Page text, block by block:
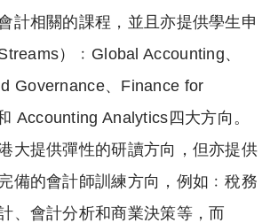
計相關的課程，並且亦提供學生申
）﹕Global Accounting、
Governance、Finance for
Accounting Analytics四大方向。
大提供彈性的研讀方向，但亦提供
備的會計師訓練方向，例如﹕稅務
、會計分析和商業決策等，而